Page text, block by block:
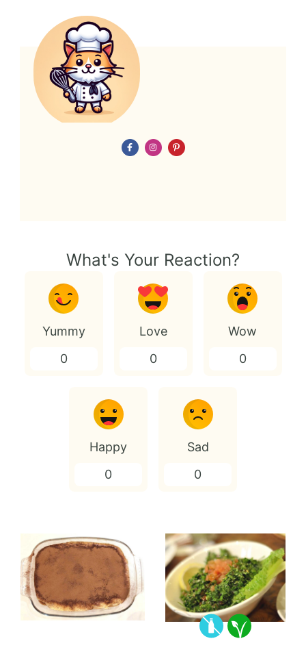
What's Your Reaction?
Yummy
0
Love
0
Wow
0
Happy
0
Sad
0